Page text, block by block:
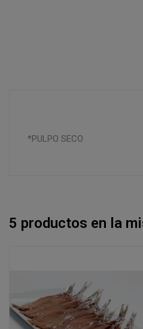
*PULPO SECO
5 productos en la